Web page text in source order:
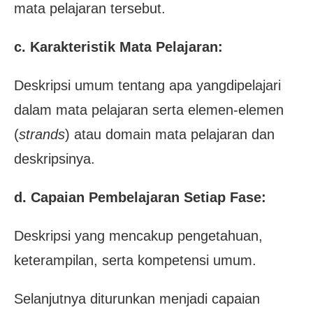
mata pelajaran tersebut.
c. Karakteristik Mata Pelajaran:
Deskripsi umum tentang apa yangdipelajari
dalam mata pelajaran serta elemen-elemen
(strands) atau domain mata pelajaran dan
deskripsinya.
d. Capaian Pembelajaran Setiap Fase:
Deskripsi yang mencakup pengetahuan,
keterampilan, serta kompetensi umum.
Selanjutnya diturunkan menjadi capaian